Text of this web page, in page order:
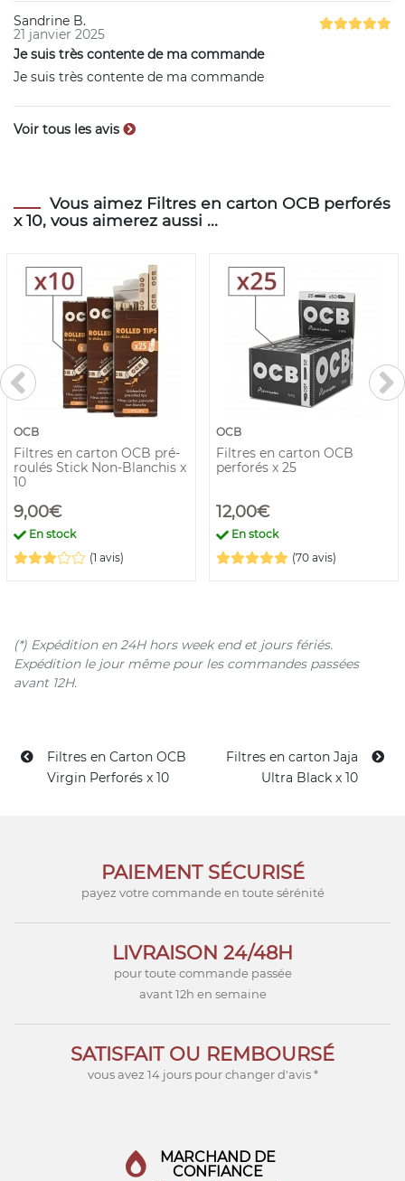
Sandrine B.
21 janvier 2025
Je suis très contente de ma commande
Je suis très contente de ma commande
Voir tous les avis
Vous aimez Filtres en carton OCB perforés
x 10, vous aimerez aussi ...
OCB
Filtres en carton OCB pré-
roulés Stick Non-Blanchis x
10
9,00€
En stock
(1 avis)
OCB
Filtres en carton OCB
perforés x 25
12,00€
En stock
(70 avis)
(*) Expédition en 24H hors week end et jours fériés.
Expédition le jour même pour les commandes passées
avant 12H.
Filtres en Carton OCB
Virgin Perforés x 10
Filtres en carton Jaja
Ultra Black x 10
PAIEMENT SÉCURISÉ
payez votre commande en toute sérénité
LIVRAISON 24/48H
pour toute commande passée
avant 12h en semaine
SATISFAIT OU REMBOURSÉ
vous avez 14 jours pour changer d'avis *
MARCHAND DE
CONFIANCE